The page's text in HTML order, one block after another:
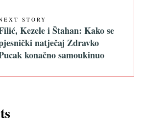
STORY
Kezele i Štahan: Kako se
natječaj Zdravko
konačno samoukinuo